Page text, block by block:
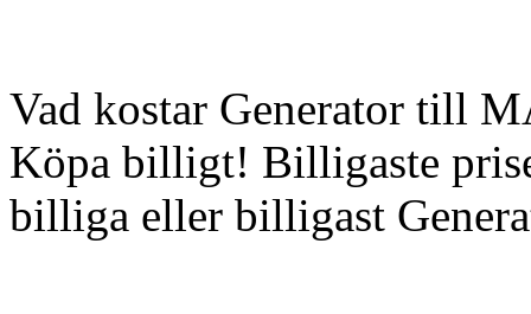
Vad kostar Generator till
Köpa billigt! Billigaste
billiga eller billigast